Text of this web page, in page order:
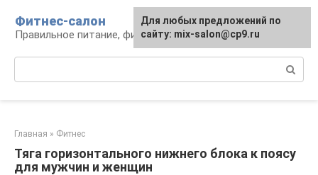
контенту
Фитнес-салон
Правильное питание, фитнес, образ жизни
Главная » Фитнес
Тяга горизонтального нижнего блока к поясу
для мужчин и женщин
Для любых предложений по
сайту: mix-salon@cp9.ru